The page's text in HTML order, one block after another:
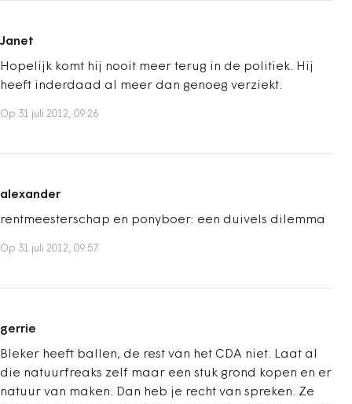
Janet
Hopelijk komt hij nooit meer terug in de politiek. Hij
heeft inderdaad al meer dan genoeg verziekt.
Op 31 juli 2012, 09:26
alexander
rentmeesterschap en ponyboer: een duivels dilemma
Op 31 juli 2012, 09:57
gerrie
Bleker heeft ballen, de rest van het CDA niet. Laat al
die natuurfreaks zelf maar een stuk grond kopen en er
natuur van maken. Dan heb je recht van spreken. Ze